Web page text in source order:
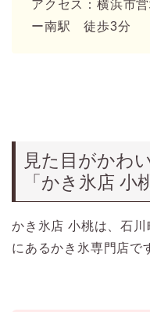
アクセス：横浜市
ー南駅 徒歩3分
見た目がかわ
「かき氷店 小
かき氷店 小桃は、石
にあるかき氷専門店で